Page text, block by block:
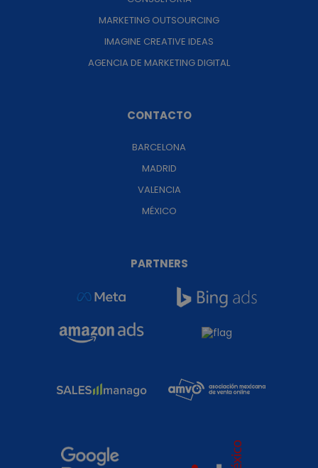
MARKETING OUTSOURCING
IMAGINE CREATIVE IDEAS
AGENCIA DE MARKETING DIGITAL
CONTACTO
BARCELONA
MADRID
VALENCIA
MÉXICO
PARTNERS